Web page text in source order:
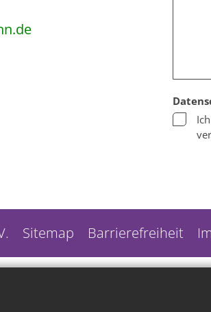
Sitemap Barrierefreiheit